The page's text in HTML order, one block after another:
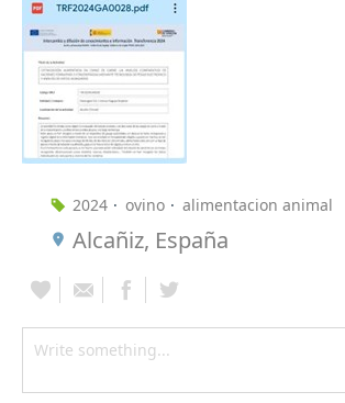
2024 ovino alimentacion animal
Alcañiz, España